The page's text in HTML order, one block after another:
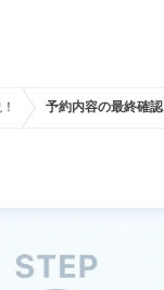
予約内容の最終確認